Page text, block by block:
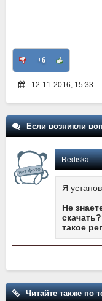
+6
12-11-2016, 15:33
Если возникли
Rediska
Я
Не
такое
Читайте также по